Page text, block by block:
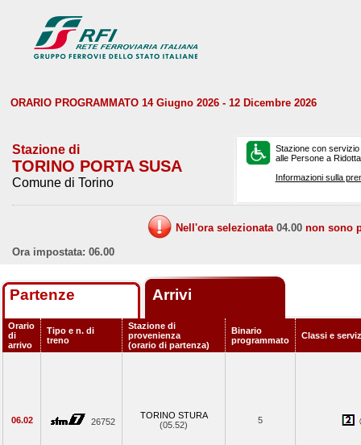
ORARIO PROGRAMMATO 14 Giugno 2026 - 12 Dicembre 2026
Stazione di
TORINO PORTA SUSA
Comune di Torino
Stazione con
alle Persone a
Informazioni sulla
Nell'ora selezionata 04.00 non sono
Ora impostata: 06.00
Partenze Arrivi
Orario
di
arrivo
Tipo e n. di
treno
Stazione di
provenienza
(orario di partenza)
Binario
programmato
Classi e
06.02 26752
TORINO STURA
(05.52)
5